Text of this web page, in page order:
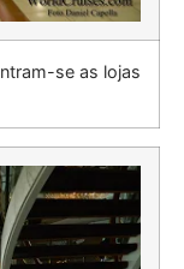
se as lojas